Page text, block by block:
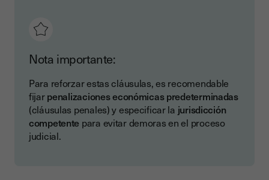
Nota importante:
Para reforzar estas cláusulas, es recomendable
fijarpenalizaciones económicas predeterminadas
(cláusulas penales) y especificar la jurisdicción
competente para evitar demoras en el proceso
judicial.